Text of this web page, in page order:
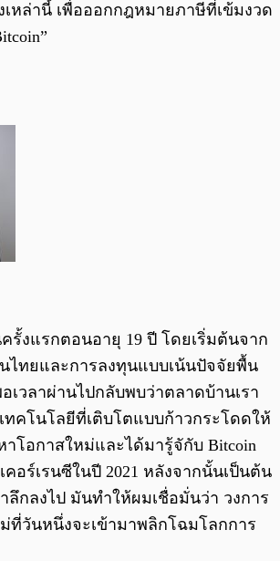
หล่านี้ เพื่อออกกฎหมายภาษีที่เข้มงวด
รั้งแรกตอนอายุ 19 ปี โดยเริ่มต้นจาก
ไทยและการลงทุนแบบเน้นปัจจัยพื้น
เวลาผ่านไปกลับพบว่าตลาดบ้านเรา
คโนโลยีที่เติบโตแบบก้าวกระโดดให้
าโอกาสใหม่และได้มารู้จักับ Bitcoin
อร์เรนซีในปี 2021 หลังจากนั้นเป็นต้น
ลึกลงไป มันทำให้ผมเชื่อมั่นว่า วงการ
ที่วันหนึ่งจะเข้ามาพลิกโฉมโลกการ